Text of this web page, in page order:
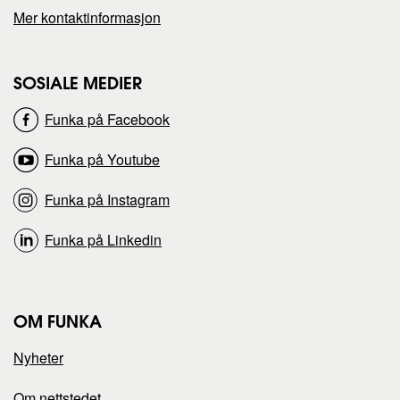
s
i
d
e
n
Mer kontaktinformasjon
SOSIALE MEDIER
Funka på Facebook
Funka på Youtube
Funka på Instagram
Funka på Linkedin
OM FUNKA
Nyheter